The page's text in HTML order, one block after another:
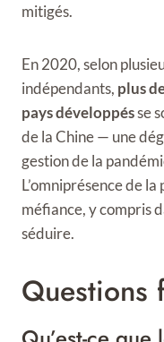
mitigés.
En 2020, selon
indépendants, plus
pays développésse
de la Chine — une
gestion de la
L’omniprésence de
méfiance, y compris
séduire.
Questions